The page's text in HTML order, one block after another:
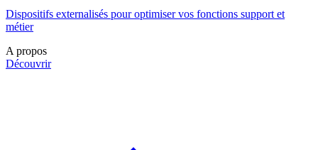
Dispositifs externalisés pour optimiser vos fonctions support et
métier
A propos
Découvrir